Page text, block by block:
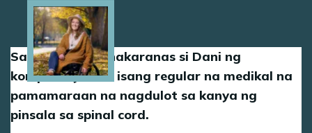
Sa edad na 30, nakaranas si Dani ng
komplikasyon sa isang regular na medikal na
pamamaraan na nagdulot sa kanya ng
pinsala sa spinal cord.
Image